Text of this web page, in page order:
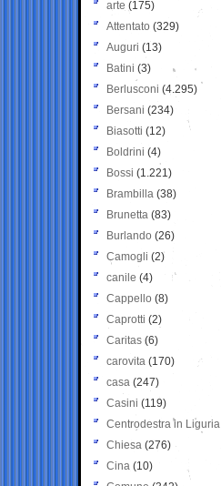
arte (175)
Attentato (329)
Auguri (13)
Batini (3)
Berlusconi (4.295)
Bersani (234)
Biasotti (12)
Boldrini (4)
Bossi (1.221)
Brambilla (38)
Brunetta (83)
Burlando (26)
Camogli (2)
canile (4)
Cappello (8)
Caprotti (2)
Caritas (6)
carovita (170)
casa (247)
Casini (119)
Centrodestra in Liguria
Chiesa (276)
Cina (10)